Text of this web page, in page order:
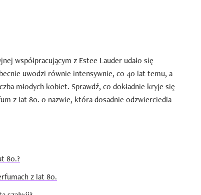
współpracującym z Estee Lauder udało się
uwodzi równie intensywnie, co 40 lat temu, a
młodych kobiet. Sprawdź, co dokładnie kryje się
z lat 80. o nazwie, która dosadnie odzwierciedla
80.?
z lat 80.